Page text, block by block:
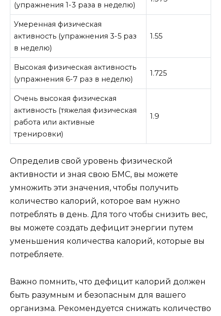
(упражнения 1-3 раза в неделю)
Умеренная физическая
активность (упражнения 3-5 раз
в неделю)
1.55
Высокая физическая активность
(упражнения 6-7 раз в неделю)
1.725
Очень высокая физическая
активность (тяжелая физическая
работа или активные
тренировки)
1.9
Определив свой уровень физической
активности и зная свою БМС, вы можете
умножить эти значения, чтобы получить
количество калорий, которое вам нужно
потреблять в день. Для того чтобы снизить вес,
вы можете создать дефицит энергии путем
уменьшения количества калорий, которые вы
потребляете.
Важно помнить, что дефицит калорий должен
быть разумным и безопасным для вашего
организма. Рекомендуется снижать количество